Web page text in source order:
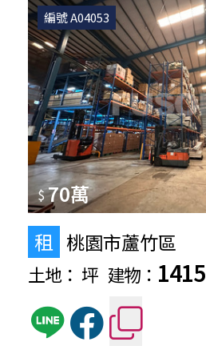
編號 A04053
$70萬
租 桃園市蘆竹區
土地： 坪 建物： 1415